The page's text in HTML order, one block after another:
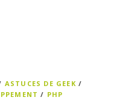
ASTUCES DE GEEK /
/ PHP